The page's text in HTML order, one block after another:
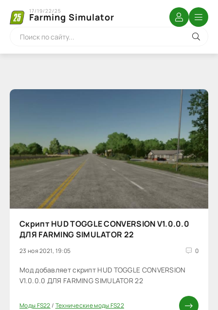
Farming Simulator
17/19/22/25
Скрипт HUD TOGGLE CONVERSION V1.0.0.0
ДЛЯ FARMING SIMULATOR 22
23 ноя 2021, 19:05 0
Мод добавляет скрипт HUD TOGGLE CONVERSION
V1.0.0.0 ДЛЯ FARMING SIMULATOR 22
Моды FS22/ Технические моды FS22